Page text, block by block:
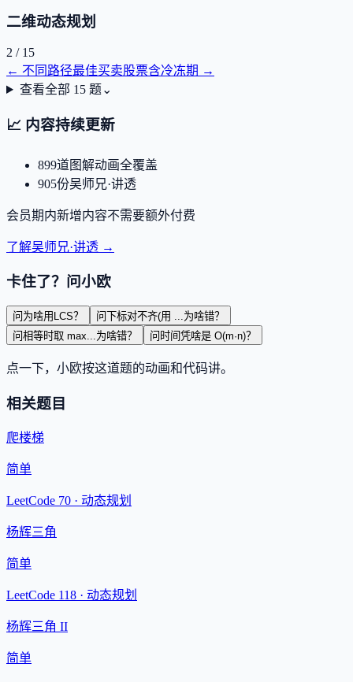
二维动态规划
2 / 15
← 不同路径最佳买卖股票含冷冻期 →
查看全部 15题 ⌄
📈 内容持续更新
899道图解动画全覆盖
905份吴师兄·讲透
会员期内新增内容不需要额外付费
了解吴师兄·讲透 →
卡住了？问小欧
问 为啥用LCS？ 问
下标对不齐(用 ...为啥错？
问 相等时取 max...为啥错？ 问 时间凭啥是 O(m·n)？
点一下，小欧按这道题的动画和代码讲。
相关题目
爬楼梯
简单
LeetCode 70 · 动态规划
杨辉三角
简单
LeetCode 118 · 动态规划
杨辉三角 II
简单